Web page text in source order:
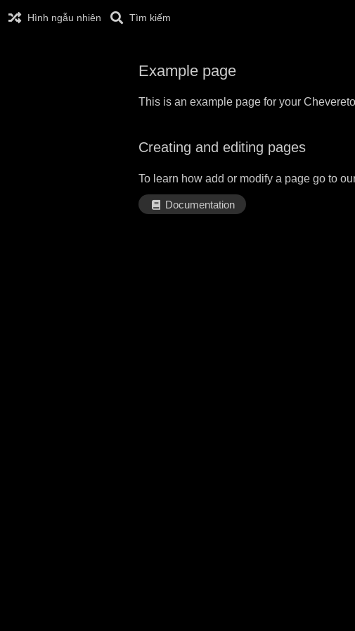
Hình ngẫu nhiên Tìm kiếm
Example page
This is an example page for your
Creating and editing pages
To learn how add or modify a page go to
Documentation